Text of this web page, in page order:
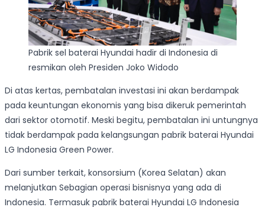
Pabrik sel baterai Hyundai hadir di Indonesia di
resmikan oleh Presiden Joko Widodo
Di atas kertas, pembatalan investasi ini akan berdampak
pada keuntungan ekonomis yang bisa dikeruk pemerintah
dari sektor otomotif. Meski begitu, pembatalan ini untungnya
tidak berdampak pada kelangsungan pabrik baterai Hyundai
LG Indonesia Green Power.
Dari sumber terkait, konsorsium (Korea Selatan) akan
melanjutkan Sebagian operasi bisnisnya yang ada di
Indonesia. Termasuk pabrik baterai Hyundai LG Indonesia